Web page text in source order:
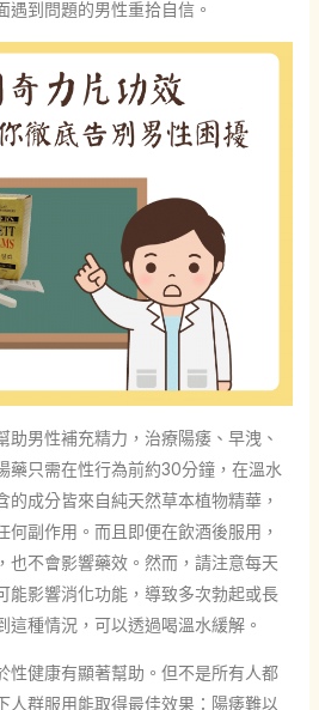
到問題的男性重拾自信。
助男性補充精力，治療陽痿、早洩、
藥只需在性行為前約30分鐘，在溫水
的成分皆來自純天然草本植物精華，
何副作用。而且即便在飲酒後服用，
也不會影響藥效。然而，請注意每天
能影響消化功能，導致多次勃起或長
這種情況，可以透過喝溫水緩解。
性健康有顯著幫助。但不是所有人都
人群服用能取得最佳效果：陽痿難以